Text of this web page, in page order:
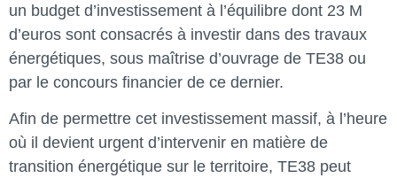
un budget d’investissement à l’équilibre dont 23 M
d’euros sont consacrés à investir dans des travaux
énergétiques, sous maîtrise d’ouvrage de TE38 ou
par le concours financier de ce dernier.
Afin de permettre cet investissement massif, à l’heure
où il devient urgent d’intervenir en matière de
transition énergétique sur le territoire, TE38 peut